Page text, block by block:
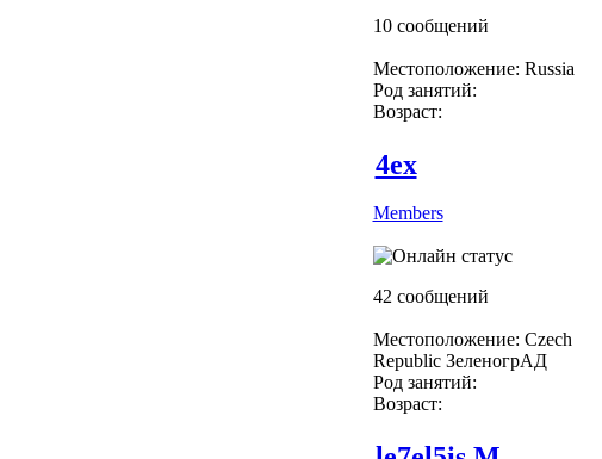
10 сообщений
Местоположение: Russia
Род занятий:
Возраст:
4ex
Members
42 сообщений
Местоположение: Czech
Republic ЗеленогрАД
Род занятий:
Возраст: